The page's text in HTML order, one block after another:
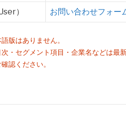
） お問い合わせフォー
版はありません。
・セグメント項目・企業名などは最
認ください。